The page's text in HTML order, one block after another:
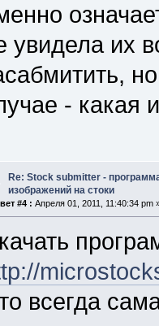
увидела их
- какая
Re: Stock submitter -
изображений на стоки
#4 : Апреля 01, 2011, 11:40:34 pm
всегда